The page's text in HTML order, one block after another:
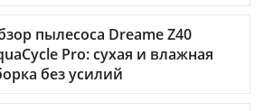
пылесоса Dreame Z40
Pro: сухая и влажная
без усилий